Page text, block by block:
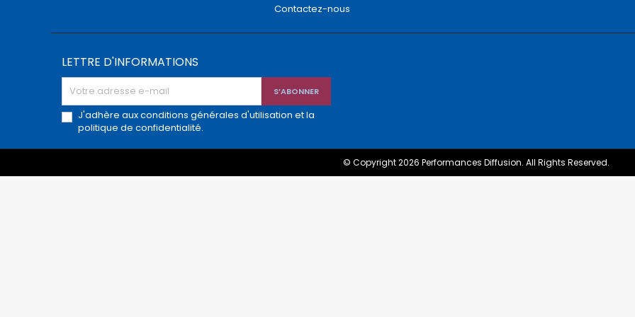
Contactez-nous
LETTRE D'INFORMATIONS
J'adhère aux conditions générales d'utilisation et la
politique de confidentialité.
© Copyright 2026 Performances Diffusion. All Rights Reserved.